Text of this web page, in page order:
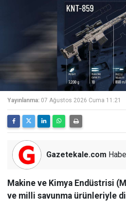
Yayınlanma: 07 Ağustos 2026 Cuma 11:21
Gazetekale.com
Makine ve Kimya Endüstrisi
ve milli savunma ürünleriyle